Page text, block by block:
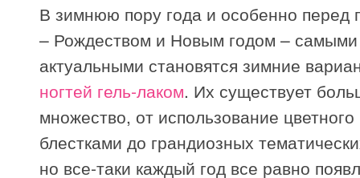
В зимнюю пору года и особенно перед
– Рождеством и Новым годом – самыми
актуальными становятся зимние
ногтей гель-лаком. Их существует
множество, от использование
блестками до грандиозных
но все-таки каждый год все равно